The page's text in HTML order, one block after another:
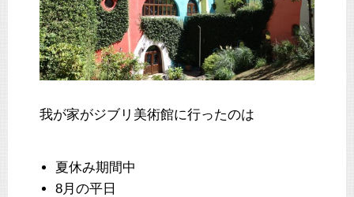
我が家がジブリ美術館に行ったのは
夏休み期間中
8月の平日